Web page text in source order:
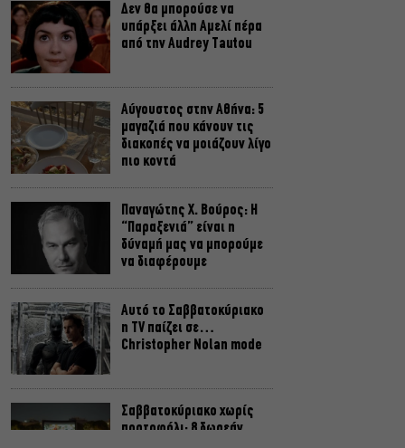
Δεν θα μπορούσε να
υπάρξει άλλη Αμελί πέρα
από την Audrey Tautou
Αύγουστος στην Αθήνα: 5
μαγαζιά που κάνουν τις
διακοπές να μοιάζουν λίγο
πιο κοντά
Παναγώτης Χ. Βούρος: Η
“Παραξενιά” είναι η
δύναμή μας να μπορούμε
να διαφέρουμε
Αυτό το Σαββατοκύριακο
η TV παίζει σε…
Christopher Nolan mode
Σαββατοκύριακο χωρίς
πορτοφόλι: 8 δωρεάν